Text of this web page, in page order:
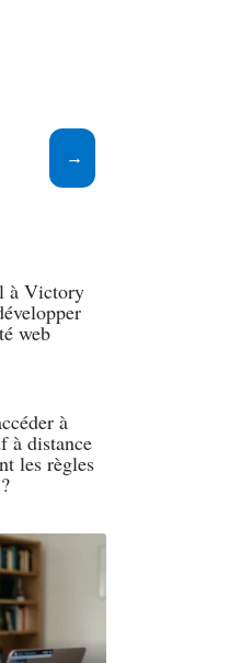
à Victory
web
à
à distance
les règles